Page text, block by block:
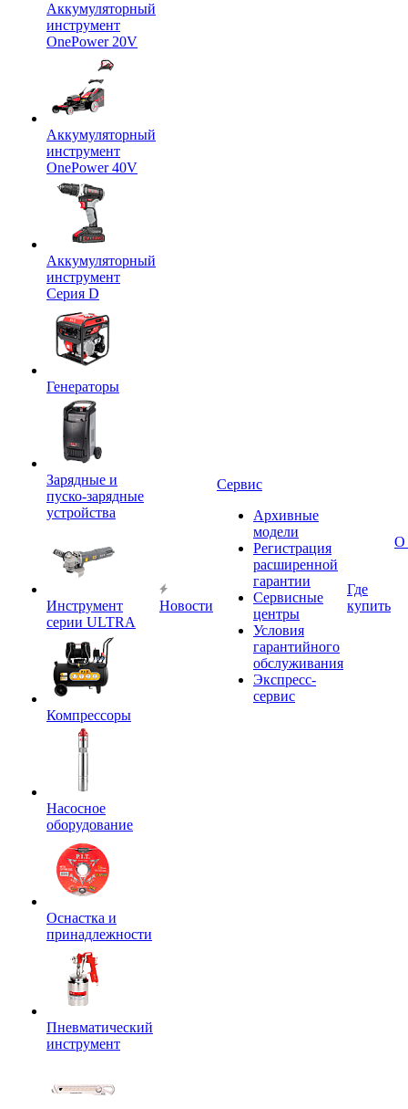
Аккумуляторный
инструмент
OnePower 20V
Аккумуляторный
инструмент
OnePower 40V
Аккумуляторный
инструмент
Серия D
Генераторы
Зарядные и
пуско-зарядные
устройства
Инструмент
серии ULTRA
Компрессоры
Насосное
оборудование
Оснастка и
принадлежности
Пневматический
инструмент
Новости
Сервис
Архивные
модели
Регистрация
расширенной
гарантии
Сервисные
центры
Условия
гарантийного
обслуживания
Экспресс-
сервис
Где
купить
О